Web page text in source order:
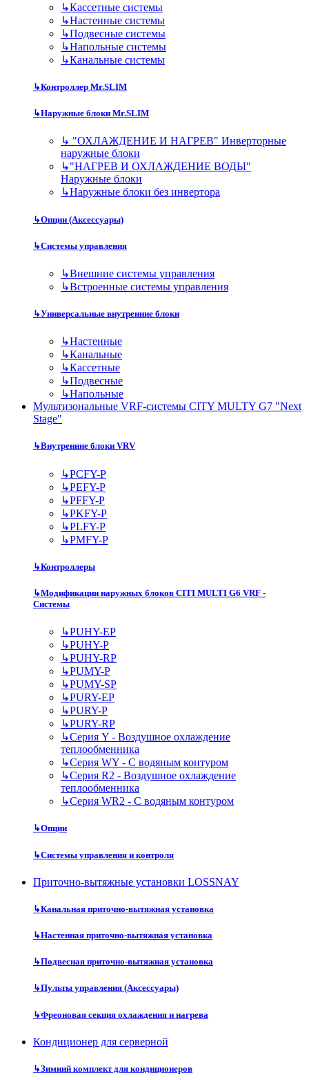
↳Кассетные системы
↳Настенные системы
↳Подвесные системы
↳Напольные системы
↳Канальные системы
↳Контроллер Mr.SLIM
↳Наружные блоки Mr.SLIM
↳ "ОХЛАЖДЕНИЕ И НАГРЕВ" Инверторные
наружные блоки
↳"НАГРЕВ И ОХЛАЖДЕНИЕ ВОДЫ"
Наружные блоки
↳Наружные блоки без инвертора
↳Опции (Аксессуары)
↳Системы управления
↳Внешние системы управления
↳Встроенные системы управления
↳Универсальные внутренние блоки
↳Настенные
↳Канальные
↳Кассетные
↳Подвесные
↳Напольные
Мультизональные VRF-системы CITY MULTY G7 "Next
Stage"
↳Внутренние блоки VRV
↳PCFY-P
↳PEFY-P
↳PFFY-P
↳PKFY-P
↳PLFY-P
↳PMFY-P
↳Контроллеры
↳Модификации наружных блоков CITI MULTI G6 VRF -
Системы
↳PUHY-EP
↳PUHY-P
↳PUHY-RP
↳PUMY-P
↳PUMY-SP
↳PURY-EP
↳PURY-P
↳PURY-RP
↳Серия Y - Воздушное охлаждение
теплообменника
↳Серия WY - С водяным контуром
↳Серия R2 - Воздушное охлаждение
теплообменника
↳Серия WR2 - С водяным контуром
↳Опции
↳Системы управления и контроля
Приточно-вытяжные установки LOSSNAY
↳Канальная приточно-вытяжная установка
↳Настенная приточно-вытяжная установка
↳Подвесная приточно-вытяжная установка
↳Пульты управления (Аксессуары)
↳Фреоновая секция охлаждения и нагрева
Кондиционер для серверной
↳Зимний комплект для кондиционеров